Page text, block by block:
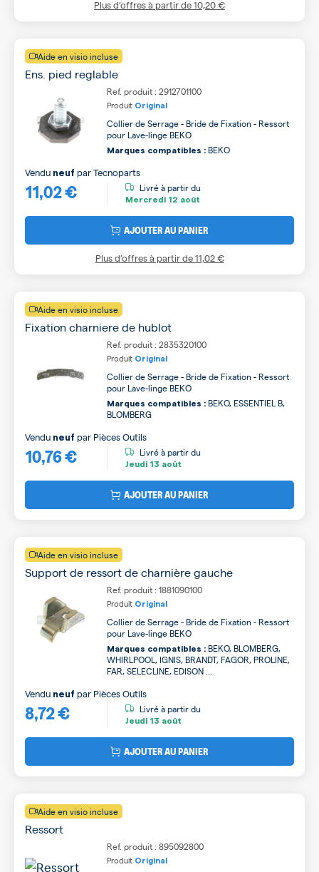
Plus d’offres à partir de10,20 €
Aide en visio incluse
Ens. pied reglable
Ref. produit : 2912701100
Produit Original
Collier de Serrage - Bride de Fixation - Ressort
pour Lave-linge BEKO
Marques compatibles : BEKO
11,02 €
Vendu neuf parTecnoparts
Livré à partir du
Mercredi 12 août
AJOUTER AU PANIER
Plus d’offres à partir de11,02 €
Aide en visio incluse
Fixation charniere de hublot
Ref. produit : 2835320100
Produit Original
Collier de Serrage - Bride de Fixation - Ressort
pour Lave-linge BEKO
Marques compatibles : BEKO, ESSENTIEL B,
BLOMBERG
10,76 €
Vendu neuf par Pièces Outils
Livré à partir du
Jeudi 13 août
AJOUTER AU PANIER
Aide en visio incluse
Support de ressort de charnière gauche
Ref. produit : 1881090100
Produit Original
Collier de Serrage - Bride de Fixation - Ressort
pour Lave-linge BEKO
Marques compatibles : BEKO, BLOMBERG,
WHIRLPOOL, IGNIS, BRANDT, FAGOR, PROLINE,
FAR, SELECLINE, EDISON ...
8,72 €
Vendu neuf par Pièces Outils
Livré à partir du
Jeudi 13 août
AJOUTER AU PANIER
Aide en visio incluse
Ressort
Ref. produit : 895092800
Produit Original